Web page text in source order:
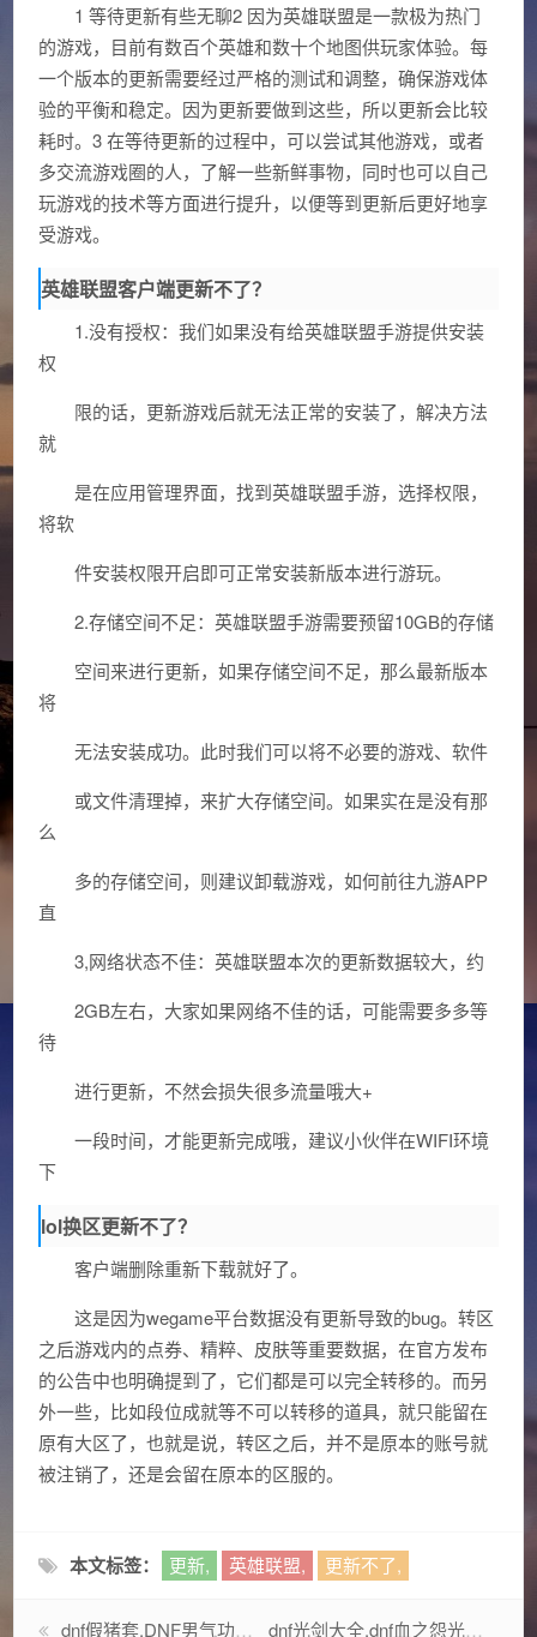
1 等待更新有些无聊2 因为英雄联盟是一款极为热门
的游戏，目前有数百个英雄和数十个地图供玩家体验。每
一个版本的更新需要经过严格的测试和调整，确保游戏体
验的平衡和稳定。因为更新要做到这些，所以更新会比较
耗时。3 在等待更新的过程中，可以尝试其他游戏，或者
多交流游戏圈的人，了解一些新鲜事物，同时也可以自己
玩游戏的技术等方面进行提升，以便等到更新后更好地享
受游戏。
英雄联盟客户端更新不了？
1.没有授权：我们如果没有给英雄联盟手游提供安装
权
限的话，更新游戏后就无法正常的安装了，解决方法
就
是在应用管理界面，找到英雄联盟手游，选择权限，
将软
件安装权限开启即可正常安装新版本进行游玩。
2.存储空间不足：英雄联盟手游需要预留10GB的存储
空间来进行更新，如果存储空间不足，那么最新版本
将
无法安装成功。此时我们可以将不必要的游戏、软件
或文件清理掉，来扩大存储空间。如果实在是没有那
么
多的存储空间，则建议卸载游戏，如何前往九游APP
直
3,网络状态不佳：英雄联盟本次的更新数据较大，约
2GB左右，大家如果网络不佳的话，可能需要多多等
待
进行更新，不然会损失很多流量哦大+
一段时间，才能更新完成哦，建议小伙伴在WIFI环境
下
lol换区更新不了？
客户端删除重新下载就好了。
这是因为wegame平台数据没有更新导致的bug。转区
之后游戏内的点券、精粹、皮肤等重要数据，在官方发布
的公告中也明确提到了，它们都是可以完全转移的。而另
外一些，比如段位成就等不可以转移的道具，就只能留在
原有大区了，也就是说，转区之后，并不是原本的账号就
被注销了，还是会留在原本的区服的。
本文标签： 更新, 英雄联盟, 更新不了,
dnf假猪套,DNF男气功假猪六怎样搭配? dnf光剑大全,dnf血之怨光剑怎么获得?